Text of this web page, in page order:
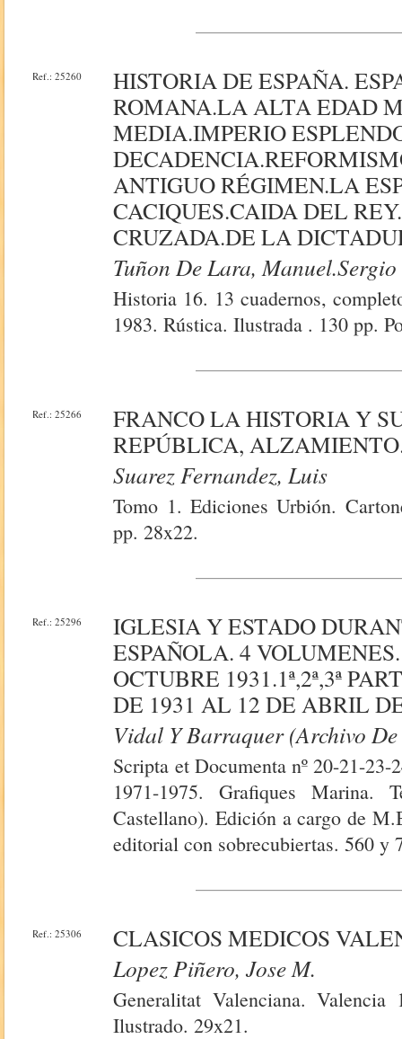
Ref.: 25260
HISTORIA DE ESPAÑA.
ROMANA.LA ALTA EDAD
MEDIA.IMPERIO
ANTIGUO RÉGIMEN.LA
CACIQUES.CAIDA DEL
CRUZADA.DE LA
Tuñon De Lara,
Historia 16. 13 cuadernos,
1983. Rústica. Ilustrada . 130 pp.
Ref.: 25266
FRANCO LA HISTORIA Y
REPÚBLICA,
Suarez Fernandez, Luis
Tomo 1. Ediciones Urbión.
pp. 28x22.
Ref.: 25296
IGLESIA Y ESTADO
ESPAÑOLA. 4
OCTUBRE 1931.1ª,2ª,3ª
DE 1931 AL 12 DE ABRIL
Vidal Y Barraquer (Archivo
Scripta et Documenta nº 20-21-
1971-1975. Grafiques Marina.
Castellano). Edición a cargo de
editorial con sobrecubiertas. 560 y
Ref.: 25306
CLASICOS MEDICOS
Lopez Piñero, Jose M.
Generalitat Valenciana.
Ilustrado. 29x21.